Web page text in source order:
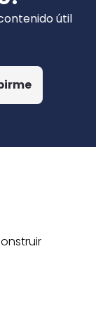
fondos
de otras
útil